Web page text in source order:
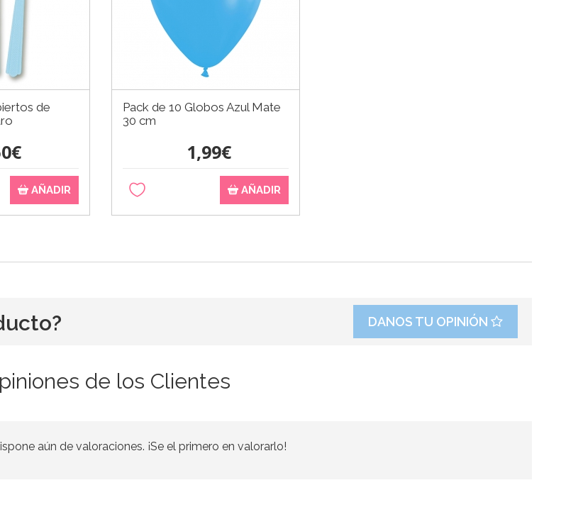
de
AÑADIR
Pack de 10 Globos Azul Mate
30 cm
1,99€
AÑADIR
DANOS TU OPINIÓN
de los Clientes
aún de valoraciones. ¡Se el primero en valorarlo!